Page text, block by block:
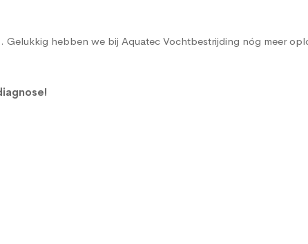
hebben we bij Aquatec Vochtbestrijding nóg meer